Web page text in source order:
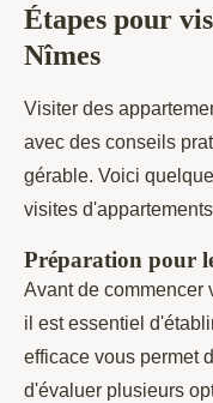
Étapes pour
Nîmes
Visiter des
avec des conseils
gérable. Voici
visites
Préparation pour
Avant de commencer
il est essentiel
efficace vous permet
d'évaluer plusieurs